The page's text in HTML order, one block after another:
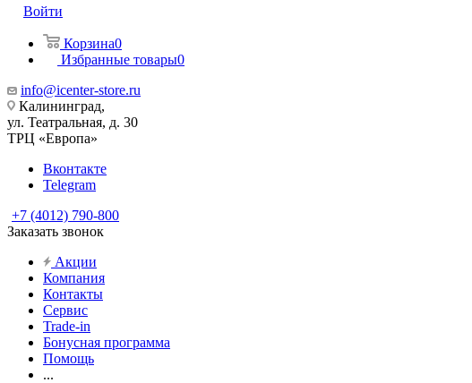
Войти
Корзина0
Избранные товары0
info@icenter-store.ru
Калининград,
ул. Театральная, д. 30
ТРЦ «Европа»
Вконтакте
Telegram
+7 (4012) 790-800
Заказать звонок
Акции
Компания
Контакты
Сервис
Trade-in
Бонусная программа
Помощь
...